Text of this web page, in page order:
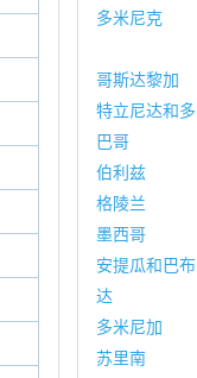
多米尼克
哥斯达黎加
特立尼达和多
巴哥
伯利兹
格陵兰
墨西哥
安提瓜和巴布
达
多米尼加
苏里南